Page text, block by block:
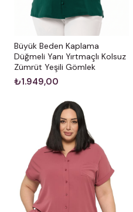
Büyük Beden Kaplama
Düğmeli Yanı Yırtmaçlı Kolsuz
Zümrüt Yeşili Gömlek
₺1.949,00